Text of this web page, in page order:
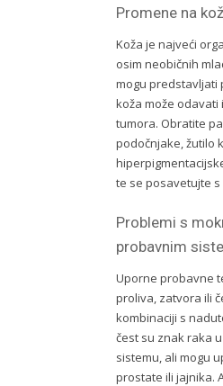
Promene na
Koža je najveći
osim neobičnih
mogu predstavljati
koža može odavati
tumora. Obratite
podočnjake, žutilo
te se posavetujte s
Problemi s
probavnim
Uporne probavne
proliva, zatvora ili
kombinaciji s
čest su znak raka
sistemu, ali mogu
prostate ili jajnika.